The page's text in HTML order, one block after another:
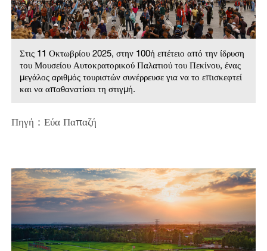
Στις 11 Οκτωβρίου 2025, στην 100ή επέτειο από την ίδρυση
του Μουσείου Αυτοκρατορικού Παλατιού του Πεκίνου, ένας
μεγάλος αριθμός τουριστών συνέρρευσε για να το επισκεφτεί
και να απαθανατίσει τη στιγμή.
Πηγή：Εύα Παπαζή